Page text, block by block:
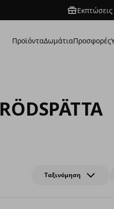
ΠροϊόνταΔωμάτιαΠροσφορές
RÖDSPÄTTA
Ταξινόμηση